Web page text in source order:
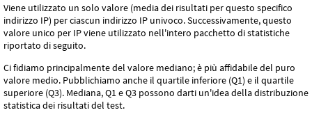
Viene utilizzato un solo valore (media dei risultati per questo specifico
indirizzo IP) per ciascun indirizzo IP univoco. Successivamente, questo
valore unico per IP viene utilizzato nell'intero pacchetto di statistiche
riportato di seguito.
Ci fidiamo principalmente del valore mediano; è più affidabile del puro
valore medio. Pubblichiamo anche il quartile inferiore (Q1) e il quartile
superiore (Q3). Mediana, Q1 e Q3 possono darti un'idea della distribuzione
statistica dei risultati del test.